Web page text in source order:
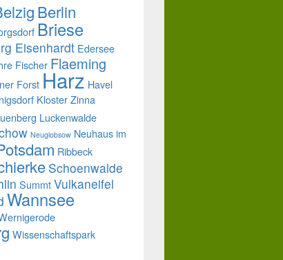
Berlin
Briese
Eisenhardt Edersee
Fischer Flaeming
Forst Harz Havel
Kloster Zinna
Luckenwalde
Neuglobsow Neuhaus im
Ribbeck
Schoenwalde
SummtVulkaneifel
Wannsee
Wissenschaftspark